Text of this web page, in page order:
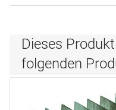
Dieses
folgenden